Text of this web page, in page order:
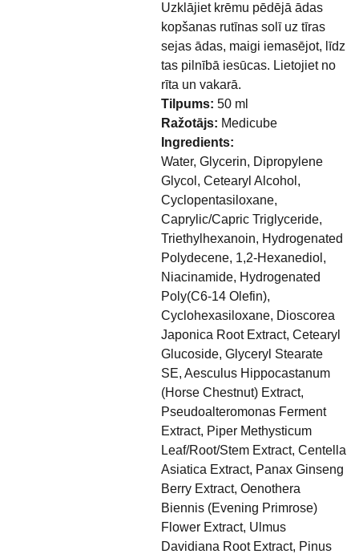
Uzklājiet krēmu pēdējā ādas
kopšanas rutīnas solī uz tīras
sejas ādas, maigi iemasējot, līdz
tas pilnībā iesūcas. Lietojiet no
rīta un vakarā.
Tilpums: 50 ml
Ražotājs: Medicube
Ingredients:
Water, Glycerin, Dipropylene
Glycol, Cetearyl Alcohol,
Cyclopentasiloxane,
Caprylic/Capric Triglyceride,
Triethylhexanoin, Hydrogenated
Polydecene, 1,2-Hexanediol,
Niacinamide, Hydrogenated
Poly(C6-14 Olefin),
Cyclohexasiloxane, Dioscorea
Japonica Root Extract, Cetearyl
Glucoside, Glyceryl Stearate
SE, Aesculus Hippocastanum
(Horse Chestnut) Extract,
Pseudoalteromonas Ferment
Extract, Piper Methysticum
Leaf/Root/Stem Extract, Centella
Asiatica Extract, Panax Ginseng
Berry Extract, Oenothera
Biennis (Evening Primrose)
Flower Extract, Ulmus
Davidiana Root Extract, Pinus